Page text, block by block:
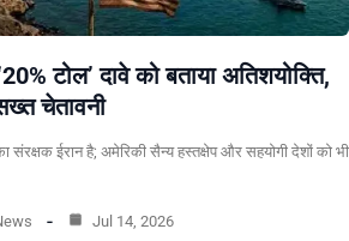
टोल’ दावे को बताया अतिशयोक्ति,
चेतावनी
संरक्षक ईरान है; अमेरिकी सैन्य हस्तक्षेप और सहयोगी देशों को भी
Jul 14, 2026